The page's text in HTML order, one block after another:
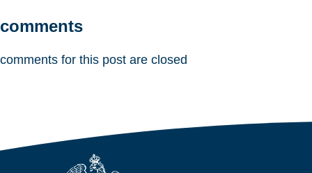
comments
comments for this post are closed